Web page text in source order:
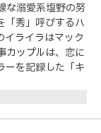
な溺愛系塩野の努
「秀」呼びするハ
イライラはマック
カップルは、恋に
を記録した「キ